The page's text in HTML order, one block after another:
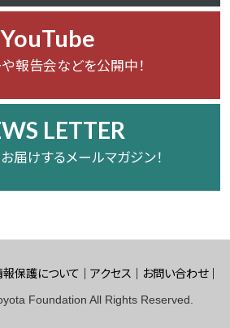
YouTube
報告会などを公開中！
LETTER
届けするメールマガジン！
保護について アクセス
お問い合わせ
Foundation All Rights Reserved.